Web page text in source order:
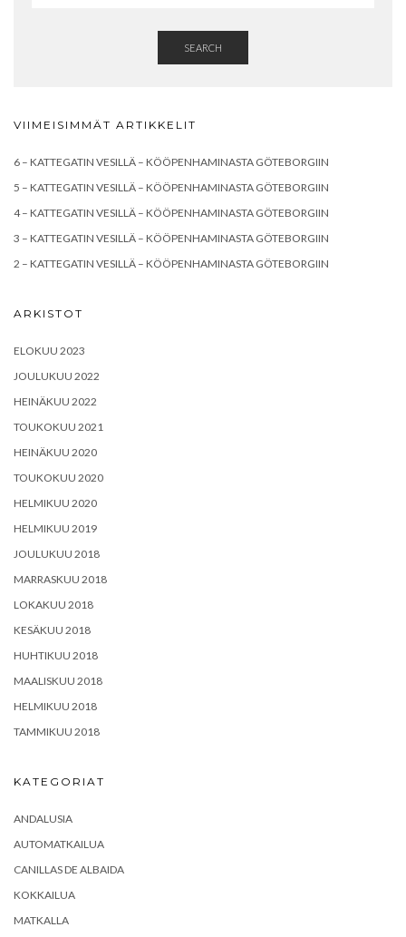
SEARCH
VIIMEISIMMÄT ARTIKKELIT
6 – KATTEGATIN VESILLÄ – KÖÖPENHAMINASTA GÖTEBORGIIN
5 – KATTEGATIN VESILLÄ – KÖÖPENHAMINASTA GÖTEBORGIIN
4 – KATTEGATIN VESILLÄ – KÖÖPENHAMINASTA GÖTEBORGIIN
3 – KATTEGATIN VESILLÄ – KÖÖPENHAMINASTA GÖTEBORGIIN
2 – KATTEGATIN VESILLÄ – KÖÖPENHAMINASTA GÖTEBORGIIN
ARKISTOT
ELOKUU 2023
JOULUKUU 2022
HEINÄKUU 2022
TOUKOKUU 2021
HEINÄKUU 2020
TOUKOKUU 2020
HELMIKUU 2020
HELMIKUU 2019
JOULUKUU 2018
MARRASKUU 2018
LOKAKUU 2018
KESÄKUU 2018
HUHTIKUU 2018
MAALISKUU 2018
HELMIKUU 2018
TAMMIKUU 2018
KATEGORIAT
ANDALUSIA
AUTOMATKAILUA
CANILLAS DE ALBAIDA
KOKKAILUA
MATKALLA